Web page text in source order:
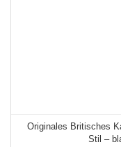
Originales Britisches
Stil –